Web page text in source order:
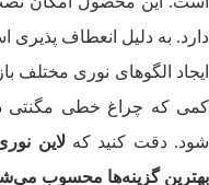
دارد. به دلیل انعطاف
ایجاد الگوهای نوری مختلف
کمی که چراغ خطی مگنتی
شود. دقت کنید کهلاین
بهترین گزینه‌ها محسوب